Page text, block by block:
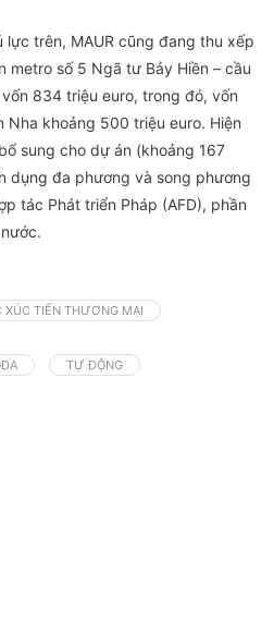
lực trên, MAUR cũng đang thu xếp
metro số 5 Ngã tư Bảy Hiền – cầu
834 triệu euro, trong đó, vốn
Nha khoảng 500 triệu euro. Hiện
sung cho dự án (khoảng 167
dụng đa phương và song phương
tác Phát triển Pháp (AFD), phần
XÚC TIẾN THƯƠNG MẠI
TỰ ĐỘNG